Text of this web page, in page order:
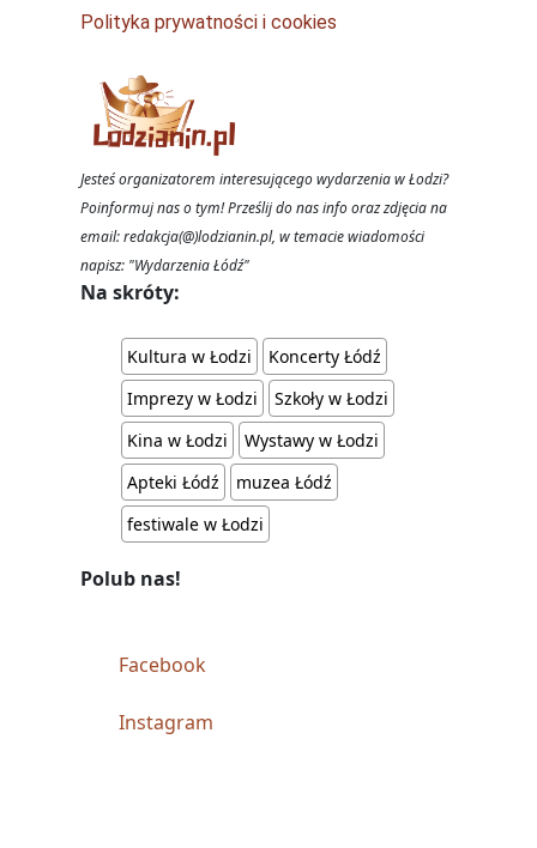
Polityka prywatności i cookies
Jesteś organizatorem interesującego wydarzenia w Łodzi?
Poinformuj nas o tym! Prześlij do nas info oraz zdjęcia na
email: redakcja(@)lodzianin.pl, w temacie wiadomości
napisz: "Wydarzenia Łódź"
Na skróty:
Kultura w Łodzi
Koncerty Łódź
Imprezy w Łodzi
Szkoły w Łodzi
Kina w Łodzi
Wystawy w Łodzi
Apteki Łódź
muzea Łódź
festiwale w Łodzi
Polub nas!
Facebook
Instagram